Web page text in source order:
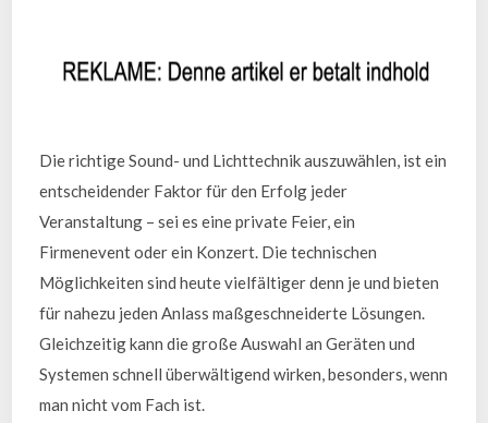
Die richtige Sound- und Lichttechnik auszuwählen, ist ein
entscheidender Faktor für den Erfolg jeder
Veranstaltung – sei es eine private Feier, ein
Firmenevent oder ein Konzert. Die technischen
Möglichkeiten sind heute vielfältiger denn je und bieten
für nahezu jeden Anlass maßgeschneiderte Lösungen.
Gleichzeitig kann die große Auswahl an Geräten und
Systemen schnell überwältigend wirken, besonders, wenn
man nicht vom Fach ist.